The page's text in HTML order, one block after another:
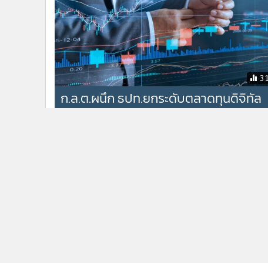
31
ก.ล.ต.ผนึก ธปท.ยกระดับตลาดทุนดิจิทัล
หนุนทดสอบ Programmable Payment